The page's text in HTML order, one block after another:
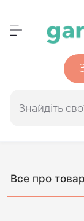
Все про товар